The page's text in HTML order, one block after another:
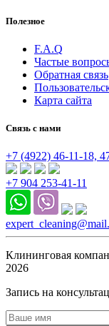
Полезное
F.A.Q
Частые
Обратная связь
Карта сайта
Связь с нами
+7 (4922) 46-11-18,
+7 904 253-41-11
Клининговая
2026
Запись на